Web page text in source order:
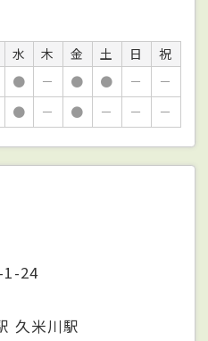
水 木 金 土 日
祝
● － ● ● －
－
● － ● － － －
1-24
久米川駅